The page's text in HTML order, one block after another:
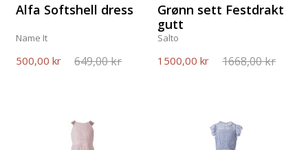
Alfa Softshell dress
Name It
500,00 kr 649,00 kr
Grønn sett Festdrakt
gutt
Salto
1500,00 kr 1668,00 kr